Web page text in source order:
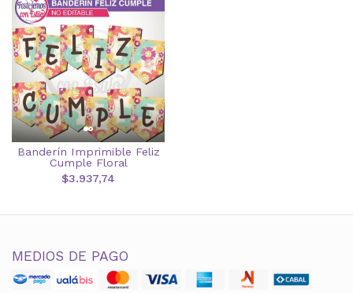
Banderín Imprimible Feliz
Cumple Floral
$3.937,74
MEDIOS DE PAGO